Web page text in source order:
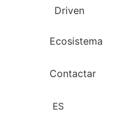
Driven
Ecosistema
Contactar
ES